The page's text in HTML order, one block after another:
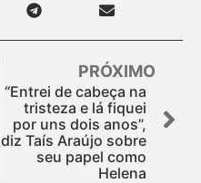
PRÓXIMO
“Entrei de cabeça na
tristeza e lá fiquei
por uns dois anos”,
diz Taís Araújo sobre
seu papel como
Helena